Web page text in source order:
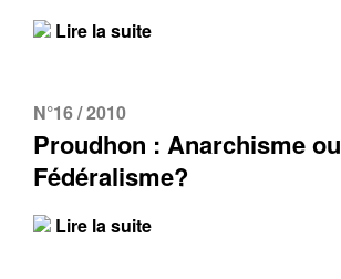
Lire la suite
N°16 / 2010
Proudhon : Anarchisme ou
Fédéralisme?
Lire la suite
Récupération de l'adresse e-mail